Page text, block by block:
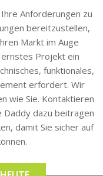
Anforderungen zu
bereitzustellen,
Markt im Auge
Projekt ein
funktionales,
erfordert. Wir
wie Sie. Kontaktieren
Daddy dazu beitragen
damit Sie sicher auf